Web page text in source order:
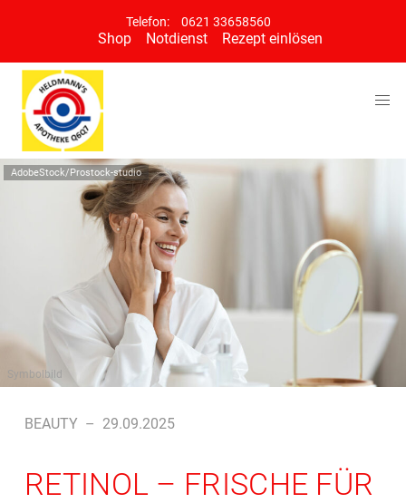
Telefon: 0621 33658560
Shop Notdienst Rezept einlösen
AdobeStock/Prostock-studio
Symbolbild
BEAUTY – 29.09.2025
RETINOL – FRISCHE FÜR